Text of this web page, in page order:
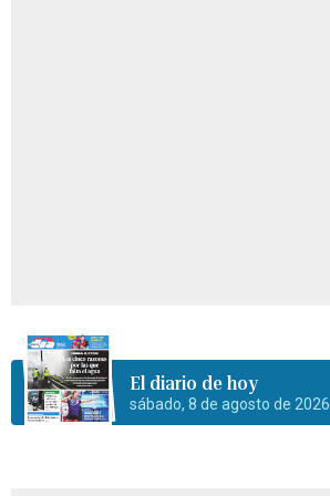
El diario de hoy
sábado, 8 de agosto de 2026